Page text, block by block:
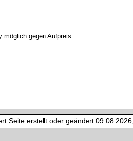
möglich gegen Aufpreis
Seite erstellt oder geändert